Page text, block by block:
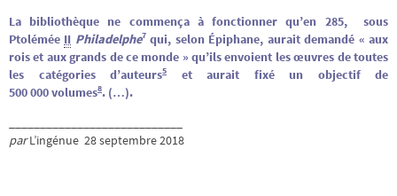
La bibliothèque ne commença à fonctionner qu’en 285, sous
Ptolémée II Philadelphe7qui, selon Épiphane, aurait demandé « aux
rois et aux grands de ce monde » qu’ils envoient les œuvres de toutes
les catégories d’auteurs5
et aurait fixé un objectif de
500 000 volumes8. (…).
parL’ingénue 28 septembre 2018